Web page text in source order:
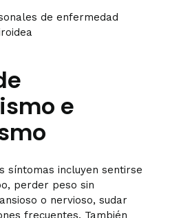
de enfermedad
e
síntomas incluyen sentirse
perder peso sin
o nervioso, sudar
frecuentes. También